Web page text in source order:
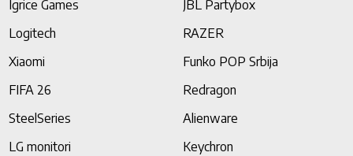
Igrice Games
JBL Partybox
Logitech
RAZER
Xiaomi
Funko POP Srbija
FIFA 26
Redragon
SteelSeries
Alienware
LG monitori
Keychron